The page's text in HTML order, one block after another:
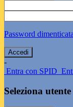
Password
-
Entra con SPID
Seleziona utente